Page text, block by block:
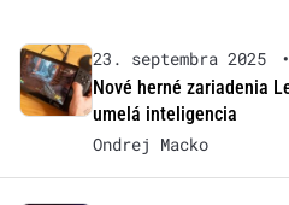
23. septembra 2025 •
Nové herné zariadenia
umelá inteligencia
Ondrej Macko